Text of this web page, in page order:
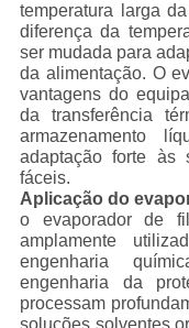
temperatura larga
diferença da
ser mudada para
da alimentação. O
vantagens do
da transferência
armazenamento
adaptação forte às
fáceis.
Aplicação do
o evaporador de
amplamente
engenharia
engenharia da
processam